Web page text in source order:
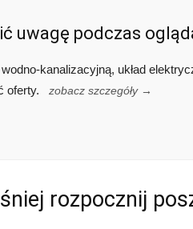
uwagę podczas
kanalizacyjną, układ
oferty.
zobacz szczegóły →
rozpocznij